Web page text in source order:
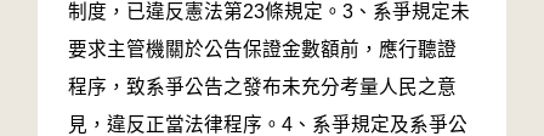
制度，已違反憲法第23條規定。3、系爭規定未
要求主管機關於公告保證金數額前，應行聽證
程序，致系爭公告之發布未充分考量人民之意
見，違反正當法律程序。4、系爭規定及系爭公